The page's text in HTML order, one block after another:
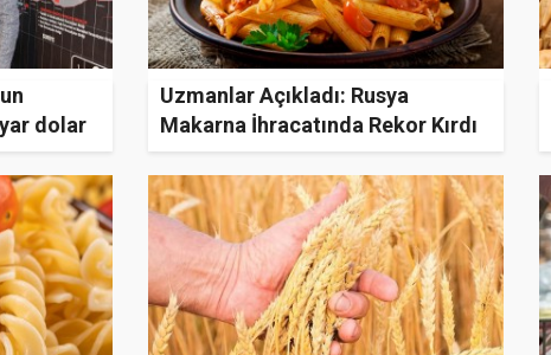
dolar
Uzmanlar Açıkladı: Rusya
Makarna İhracatında Rekor Kırdı